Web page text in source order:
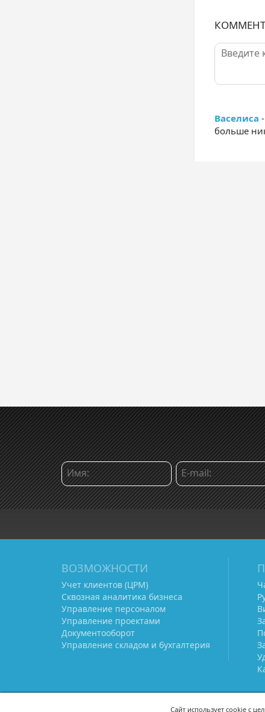
Васелиса
больше
ВОЗМОЖНОСТИ
Учет клиентов (ЦРМ)
Сквозная аналитика бизнеса
Управление персоналом
Управление проектами
Документооборот
Управление складом и бухгалтерия
Сайт использует cookie с